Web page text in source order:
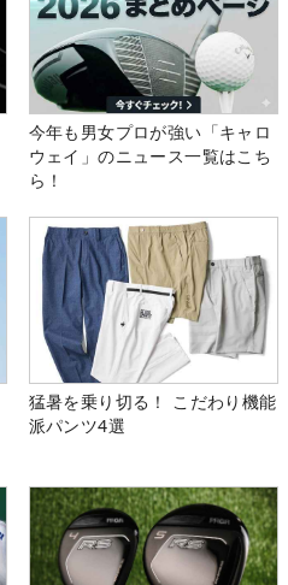
今年も男女プロが強い「キャロ
ウェイ」のニュース一覧はこち
ら！
猛暑を乗り切る！ こだわり機能
派パンツ4選